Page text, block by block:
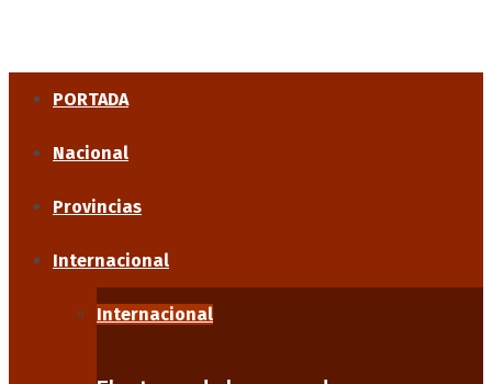
PORTADA
Nacional
Provincias
Internacional
Internacional